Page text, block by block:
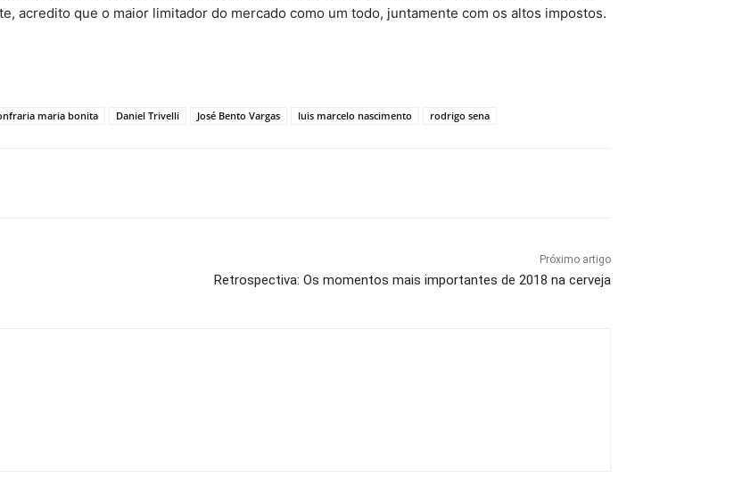
acredito que o maior limitador do mercado como um todo, juntamente com os altos impostos.
maria bonita Daniel Trivelli José Bento Vargas luis marcelo nascimento rodrigo sena
Próximo artigo
Retrospectiva: Os momentos mais importantes de 2018 na cerveja